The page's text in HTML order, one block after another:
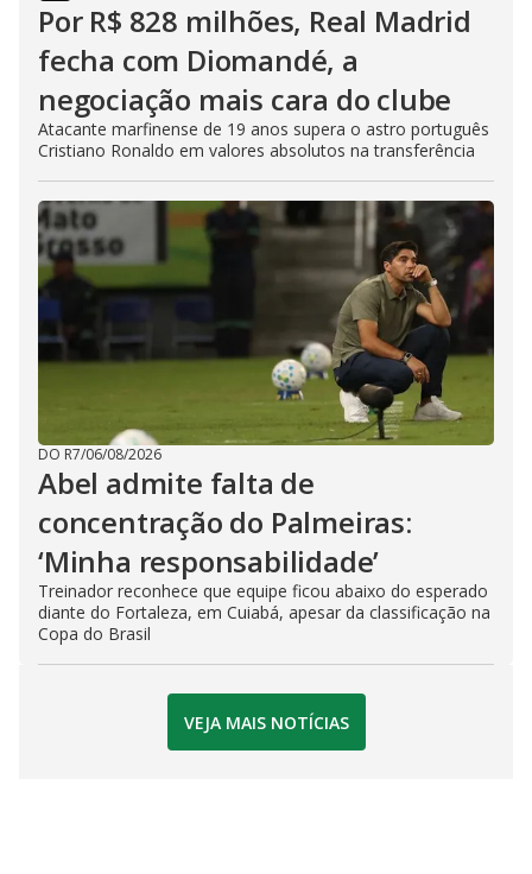
Por R$ 828 milhões, Real Madrid
fecha com Diomandé, a
negociação mais cara do clube
Atacante marfinense de 19 anos supera o astro português
Cristiano Ronaldo em valores absolutos na transferência
DO R7/06/08/2026
Abel admite falta de
concentração do Palmeiras:
‘Minha responsabilidade’
Treinador reconhece que equipe ficou abaixo do esperado
diante do Fortaleza, em Cuiabá, apesar da classificação na
Copa do Brasil
VEJA MAIS NOTÍCIAS